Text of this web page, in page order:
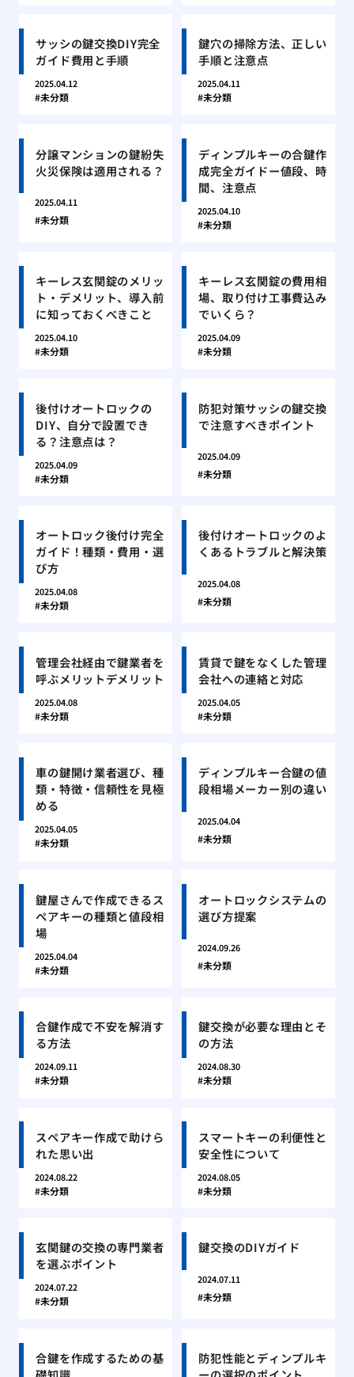
サッシの鍵交換DIY完全
ガイド費用と手順
2025.04.12
未分類
鍵穴の掃除方法、正しい
手順と注意点
2025.04.11
未分類
分譲マンションの鍵紛失
火災保険は適用される？
2025.04.11
未分類
ディンプルキーの合鍵作
成完全ガイドー値段、時
間、注意点
2025.04.10
未分類
キーレス玄関錠のメリッ
ト・デメリット、導入前
に知っておくべきこと
2025.04.10
未分類
キーレス玄関錠の費用相
場、取り付け工事費込み
でいくら？
2025.04.09
未分類
後付けオートロックの
DIY、自分で設置でき
る？注意点は？
2025.04.09
未分類
防犯対策サッシの鍵交換
で注意すべきポイント
2025.04.09
未分類
オートロック後付け完全
ガイド！種類・費用・選
び方
2025.04.08
未分類
後付けオートロックのよ
くあるトラブルと解決策
2025.04.08
未分類
管理会社経由で鍵業者を
呼ぶメリットデメリット
2025.04.08
未分類
賃貸で鍵をなくした管理
会社への連絡と対応
2025.04.05
未分類
車の鍵開け業者選び、種
類・特徴・信頼性を見極
める
2025.04.05
未分類
ディンプルキー合鍵の値
段相場メーカー別の違い
2025.04.04
未分類
鍵屋さんで作成できるス
ペアキーの種類と値段相
場
2025.04.04
未分類
オートロックシステムの
選び方提案
2024.09.26
未分類
合鍵作成で不安を解消す
る方法
2024.09.11
未分類
鍵交換が必要な理由とそ
の方法
2024.08.30
未分類
スペアキー作成で助けら
れた思い出
2024.08.22
未分類
スマートキーの利便性と
安全性について
2024.08.05
未分類
玄関鍵の交換の専門業者
を選ぶポイント
2024.07.22
未分類
鍵交換のDIYガイド
2024.07.11
未分類
合鍵を作成するための基
防犯性能とディンプルキ